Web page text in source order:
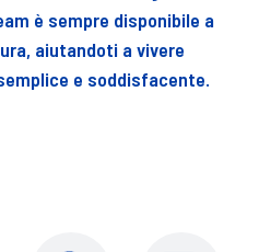
è sempre disponibile a
aiutandoti a vivere
e soddisfacente.